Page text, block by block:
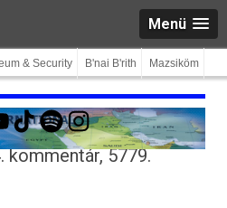
Menü
& Security B'nai B'rith Mazsiköm
TikTokSpotifyInstagram
kommentár, 5779.